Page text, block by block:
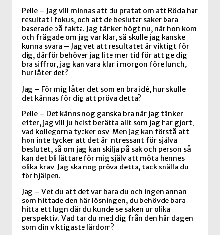
Pelle – Jag vill minnas att du pratat om att Röda har
resultat i fokus, och att de beslutar saker bara
baserade på fakta. Jag tänker högt nu, när hon kom
och frågade om jag var klar, så skulle jag kanske
kunna svara – Jag vet att resultatet är viktigt för
dig, därför behöver jag lite mer tid för att ge dig
bra siffror, jag kan vara klar i morgon före lunch,
hur låter det?
Jag – För mig låter det som en bra idé, hur skulle
det kännas för dig att pröva detta?
Pelle – Det känns nog ganska bra när jag tänker
efter, jag vill ju helst berätta allt som jag har gjort,
vad kollegorna tycker osv. Men jag kan förstå att
hon inte tycker att det är intressant för själva
beslutet, så om jag kan skilja på sak och person så
kan det bli lättare för mig själv att möta hennes
olika krav. Jag ska nog pröva detta, tack snälla du
för hjälpen.
Jag – Vet du att det var bara du och ingen annan
som hittade den här lösningen, du behövde bara
hitta ett lugn där du kunde se saken ur olika
perspektiv. Vad tar du med dig från den här dagen
som din viktigaste lärdom?